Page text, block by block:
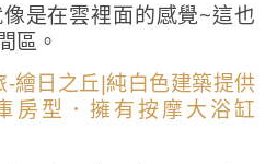
是在雲裡面的感覺~這也
區。